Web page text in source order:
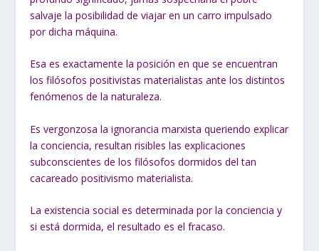
salvaje la posibilidad de viajar en un carro impulsado
por dicha máquina.
Esa es exactamente la posición en que se encuentran
los filósofos positivistas materialistas ante los distintos
fenómenos de la naturaleza.
Es vergonzosa la ignorancia marxista queriendo explicar
la conciencia, resultan risibles las explicaciones
subconscientes de los filósofos dormidos del tan
cacareado positivismo materialista.
La existencia social es determinada por la conciencia y
si está dormida, el resultado es el fracaso.